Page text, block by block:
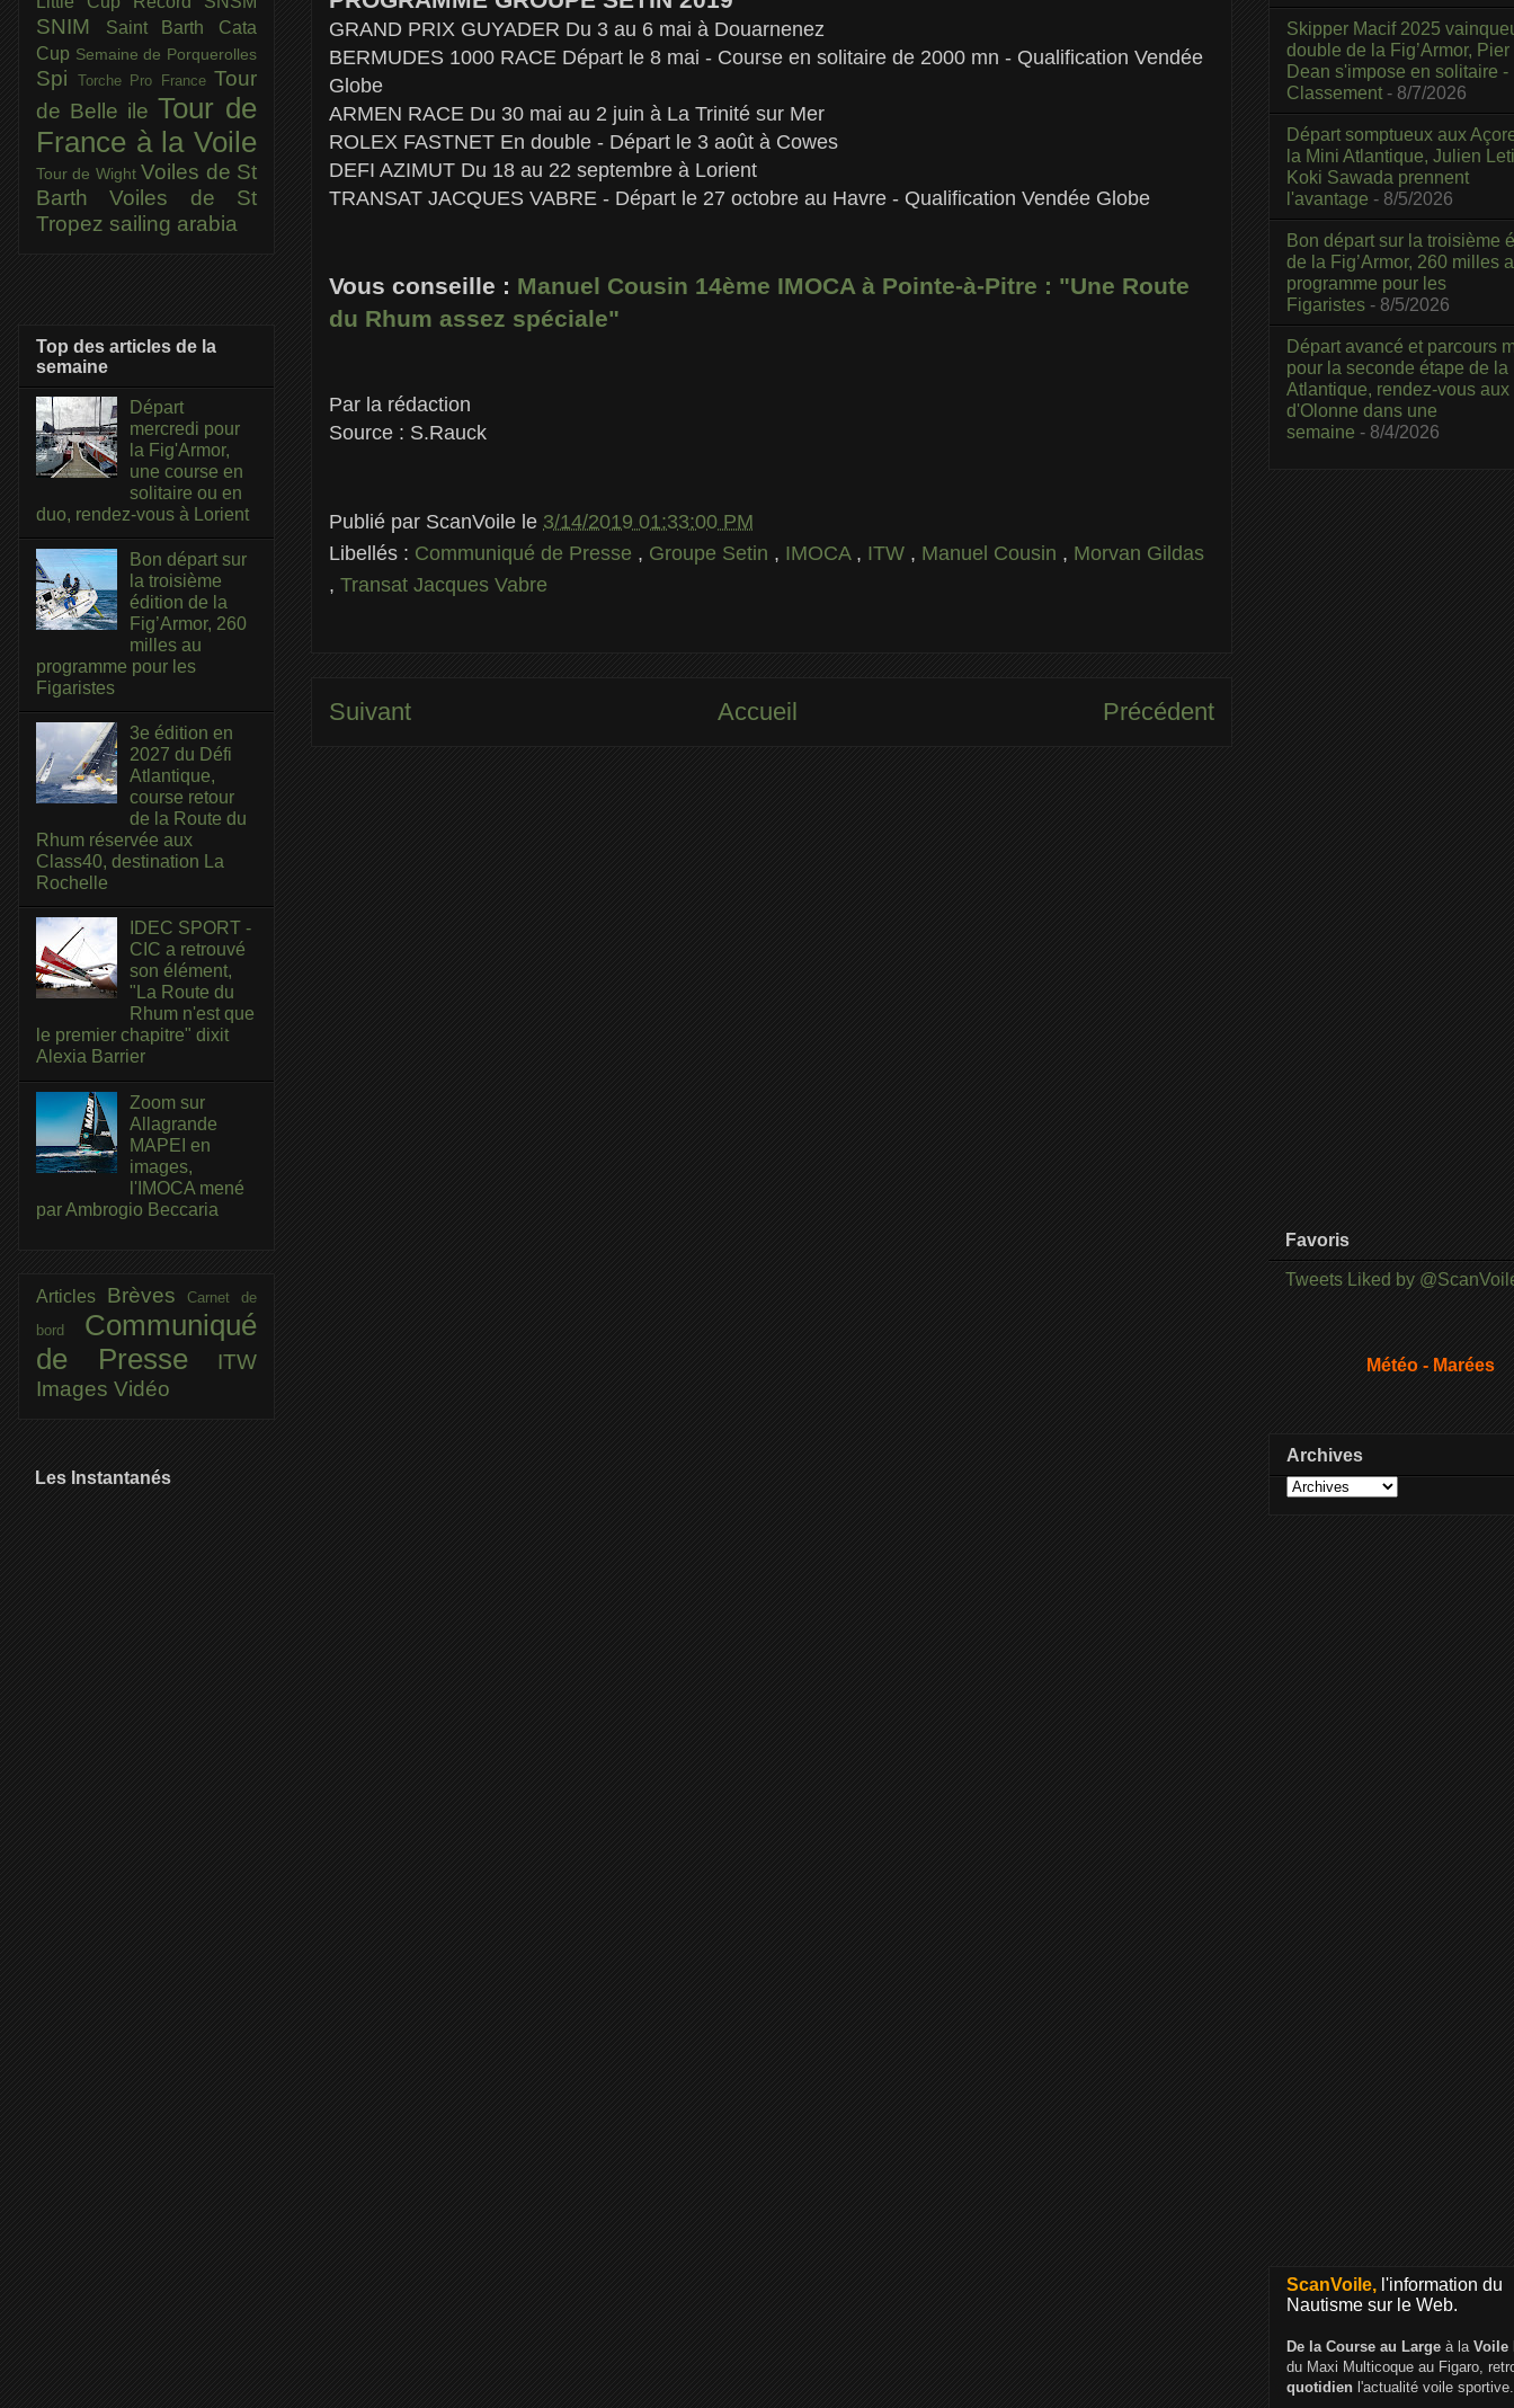
GRAND PRIX GUYADER Du 3 au 6 mai à Douarnenez
BERMUDES 1000 RACE Départ le 8 mai - Course en solitaire de 2000 mn - Qualification Vendée
Globe
ARMEN RACE Du 30 mai au 2 juin à La Trinité sur Mer
ROLEX FASTNET En double - Départ le 3 août à Cowes
DEFI AZIMUT Du 18 au 22 septembre à Lorient
TRANSAT JACQUES VABRE - Départ le 27 octobre au Havre - Qualification Vendée Globe
Vous conseille : Manuel Cousin 14ème IMOCA à Pointe-à-Pitre : "Une Route
du Rhum assez spéciale"
Par la rédaction
Source : S.Rauck
Publié par ScanVoile le 3/14/2019 01:33:00 PM
Libellés : Communiqué de Presse , Groupe Setin , IMOCA , ITW , Manuel Cousin , Morvan Gildas
, Transat Jacques Vabre
Suivant Précédent
Accueil
SNIM
Saint Barth Cata
Cup Semaine de Porquerolles
Spi Torche Pro France Tour
de Belle ile Tour de
France à la Voile
Tour de Wight Voiles de St
BarthVoiles de St
Tropez sailing arabia
Top des articles de la
semaine
Départ
mercredi pour
la Fig'Armor,
une course en
solitaire ou en
duo, rendez-vous à Lorient
Bon départ sur
la troisième
édition de la
Fig’Armor, 260
milles au
programme pour les
Figaristes
3e édition en
2027 du Défi
Atlantique,
course retour
de la Route du
Rhum réservée aux
Class40, destination La
Rochelle
IDEC SPORT -
CIC a retrouvé
son élément,
"La Route du
Rhum n'est que
le premier chapitre" dixit
Alexia Barrier
Zoom sur
Allagrande
MAPEI en
images,
l'IMOCA mené
par Ambrogio Beccaria
Articles BrèvesCarnet de
bord Communiqué
de Presse
ITW
Images Vidéo
Les Instantanés
Skipper Macif 2025
double de la Fig’Armor,
Dean s'impose en solitaire -
Classement - 8/7/2026
Départ somptueux aux
la Mini Atlantique, Julien
Koki Sawada prennent
l'avantage - 8/5/2026
Bon départ sur la troisième
de la Fig’Armor, 260 milles
programme pour les
Figaristes - 8/5/2026
Départ avancé et parcours
pour la seconde étape de la
Atlantique, rendez-vous
d'Olonne dans une
semaine - 8/4/2026
Favoris
Tweets Liked by
Météo - Marées
Archives
ScanVoile, l'information du
Nautisme sur le Web.
De la Course au Large à la Voile
du Maxi Multicoque au Figaro,
quotidien l'actualité voile sportive.